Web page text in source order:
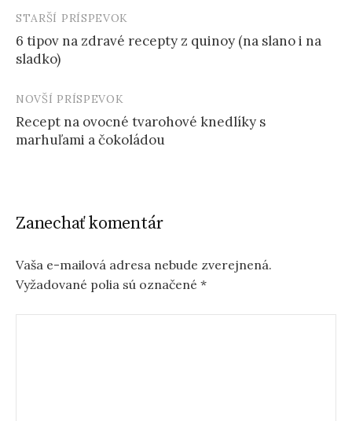
Post
navigation
STARŠÍ PRÍSPEVOK
6 tipov na zdravé recepty z quinoy (na slano i na
sladko)
NOVŠÍ PRÍSPEVOK
Recept na ovocné tvarohové knedlíky s
marhuľami a čokoládou
Zanechať komentár
Vaša e-mailová adresa nebude zverejnená.
Vyžadované polia sú označené *